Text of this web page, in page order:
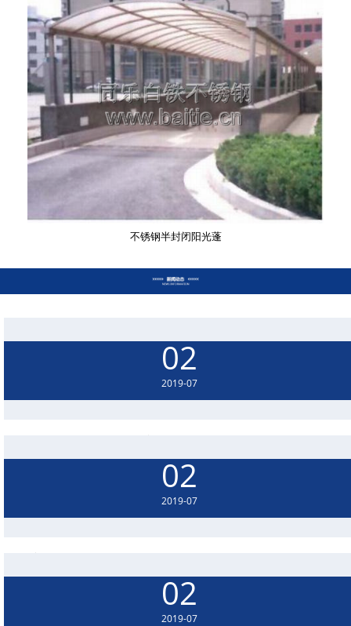
不锈钢半封闭阳光蓬
02
2019-07
一、钢材长度尺寸 钢材长度尺寸是各种钢材的最基本尺寸，是指钢材的长、
宽、高、直径、半径、内径、外径以及壁厚等长度..
02
2019-07
热轧普通工字钢每米重量表 型 号 尺寸（毫..
02
2019-07